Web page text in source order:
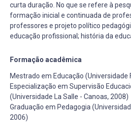
curta duração. No que se refere à
formação inicial e continuada de
professores e projeto político
educação profissional; história da
Formação acadêmica
Mestrado em Educação (Universidade
Especialização em Supervisão
(Universidade La Salle - Canoas, 2008)
Graduação em Pedagogia
2006)